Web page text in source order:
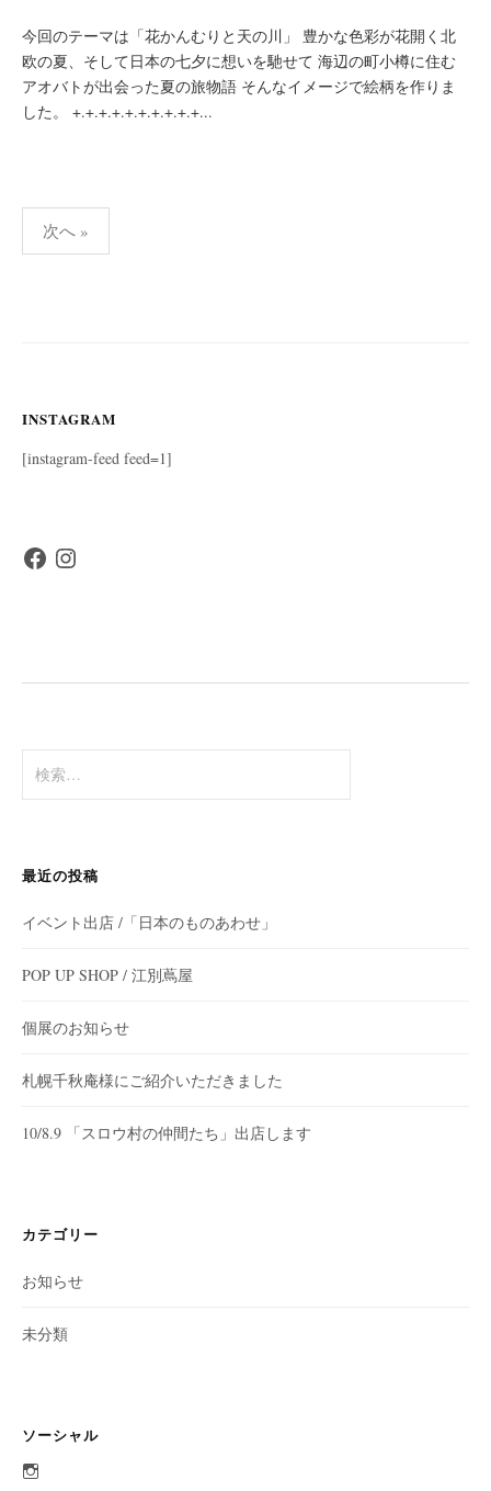
今回のテーマは「花かんむりと天の川」 豊かな色彩が花開く北
欧の夏、そして日本の七夕に想いを馳せて 海辺の町小樽に住む
アオバトが出会った夏の旅物語 そんなイメージで絵柄を作りま
した。 +.+.+.+.+.+.+.+.+.+...
投
稿
シ
ョ
次へ »
INSTAGRAM
[instagram-feed feed=1]
FacebookInstagram
索:
最近の投稿
イベント出店 /「日本のものあわせ」
POP UP SHOP / 江別蔦屋
個展のお知らせ
札幌千秋庵様にご紹介いただきました
10/8.9 「スロウ村の仲間たち」出店します
カテゴリー
お知らせ
未分類
ソーシャル